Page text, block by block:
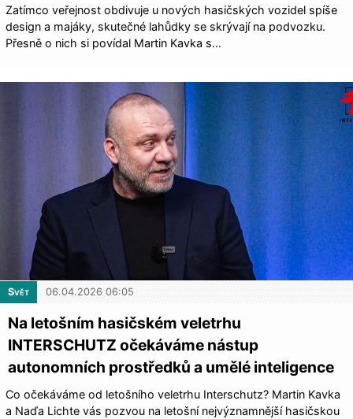
Zatímco veřejnost obdivuje u nových hasičských vozidel spíše
design a majáky, skutečné lahůdky se skrývají na podvozku.
Přesně o nich si povídal Martin Kavka s…
Svět 06.04.2026 06:05
Na letošním hasičském veletrhu
INTERSCHUTZ očekáváme nástup
autonomních prostředků a umělé inteligence
Co očekáváme od letošního veletrhu Interschutz? Martin Kavka
a Naďa Lichte vás pozvou na letošní nejvýznamnější hasičskou